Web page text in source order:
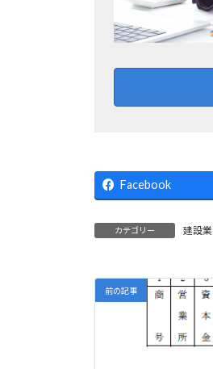
Facebook
カテゴリー 建設業
前の記事